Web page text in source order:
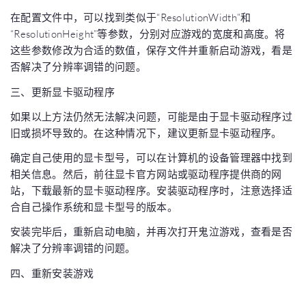
在配置文件中，可以找到类似于“ResolutionWidth”和
“ResolutionHeight”等参数，分别对应游戏的宽度和高度。将
这些参数修改为合适的数值，保存文件并重新启动游戏，看是
否解决了分辨率调错的问题。
三、更新显卡驱动程序
如果以上方法仍然无法解决问题，可能是由于显卡驱动程序过
旧或损坏导致的。在这种情况下，建议更新显卡驱动程序。
确定自己使用的显卡型号，可以在计算机的设备管理器中找到
相关信息。然后，前往显卡官方网站或驱动程序提供商的网
站，下载最新的显卡驱动程序。安装驱动程序时，注意选择适
合自己操作系统和显卡型号的版本。
安装完毕后，重新启动电脑，并再次打开鬼泣游戏，查看是否
解决了分辨率调错的问题。
四、重新安装游戏